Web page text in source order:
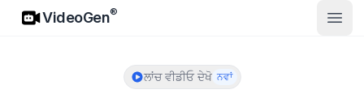
VideoGen
VideoGen®
ਮੁੱਖ
ਲਾਂਚ ਵੀਡੀਓ ਦੇਖੋ ਨਵਾਂ